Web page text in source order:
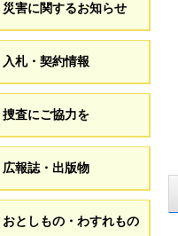
災害に関するお知らせ
入札・契約情報
捜査にご協力を
広報誌・出版物
おとしもの・わすれもの